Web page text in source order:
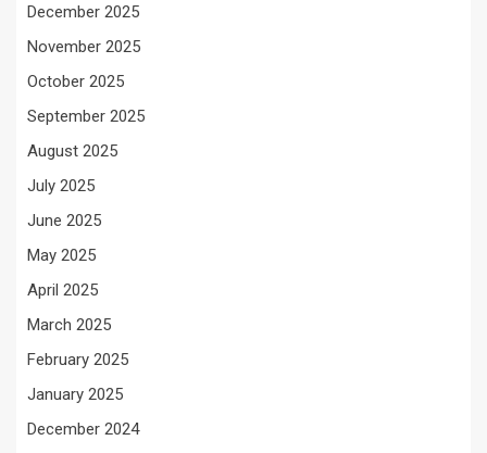
December 2025
November 2025
October 2025
September 2025
August 2025
July 2025
June 2025
May 2025
April 2025
March 2025
February 2025
January 2025
December 2024